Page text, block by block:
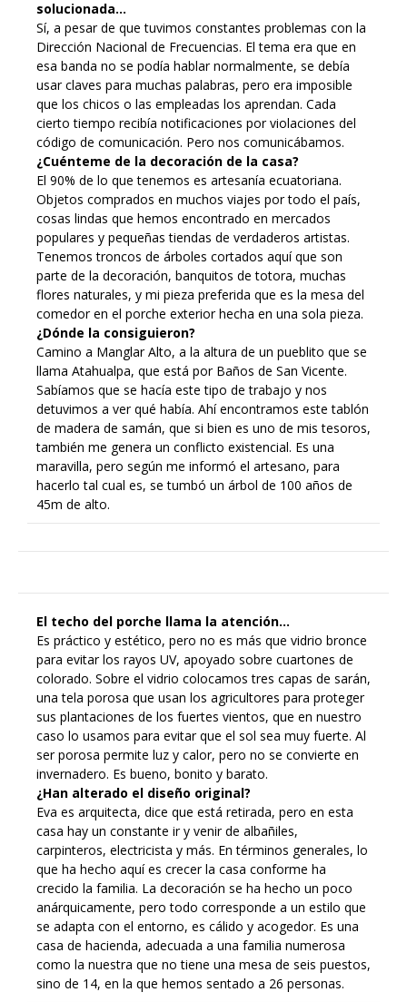
solucionada…
Sí, a pesar de que tuvimos constantes problemas con la
Dirección Nacional de Frecuencias. El tema era que en
esa banda no se podía hablar normalmente, se debía
usar claves para muchas palabras, pero era imposible
que los chicos o las empleadas los aprendan. Cada
cierto tiempo recibía notificaciones por violaciones del
código de comunicación. Pero nos comunicábamos.
¿Cuénteme de la decoración de la casa?
El 90% de lo que tenemos es artesanía ecuatoriana.
Objetos comprados en muchos viajes por todo el país,
cosas lindas que hemos encontrado en mercados
populares y pequeñas tiendas de verdaderos artistas.
Tenemos troncos de árboles cortados aquí que son
parte de la decoración, banquitos de totora, muchas
flores naturales, y mi pieza preferida que es la mesa del
comedor en el porche exterior hecha en una sola pieza.
¿Dónde la consiguieron?
Camino a Manglar Alto, a la altura de un pueblito que se
llama Atahualpa, que está por Baños de San Vicente.
Sabíamos que se hacía este tipo de trabajo y nos
detuvimos a ver qué había. Ahí encontramos este tablón
de madera de samán, que si bien es uno de mis tesoros,
también me genera un conflicto existencial. Es una
maravilla, pero según me informó el artesano, para
hacerlo tal cual es, se tumbó un árbol de 100 años de
45m de alto.
El techo del porche llama la atención…
Es práctico y estético, pero no es más que vidrio bronce
para evitar los rayos UV, apoyado sobre cuartones de
colorado. Sobre el vidrio colocamos tres capas de sarán,
una tela porosa que usan los agricultores para proteger
sus plantaciones de los fuertes vientos, que en nuestro
caso lo usamos para evitar que el sol sea muy fuerte. Al
ser porosa permite luz y calor, pero no se convierte en
invernadero. Es bueno, bonito y barato.
¿Han alterado el diseño original?
Eva es arquitecta, dice que está retirada, pero en esta
casa hay un constante ir y venir de albañiles,
carpinteros, electricista y más. En términos generales, lo
que ha hecho aquí es crecer la casa conforme ha
crecido la familia. La decoración se ha hecho un poco
anárquicamente, pero todo corresponde a un estilo que
se adapta con el entorno, es cálido y acogedor. Es una
casa de hacienda, adecuada a una familia numerosa
como la nuestra que no tiene una mesa de seis puestos,
sino de 14, en la que hemos sentado a 26 personas.